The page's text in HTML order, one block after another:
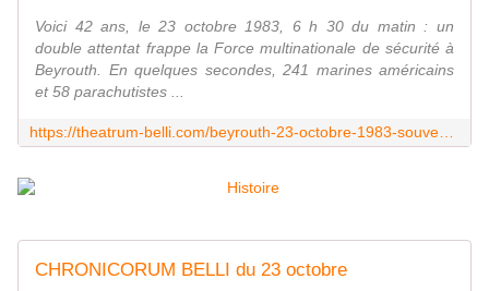
Voici 42 ans, le 23 octobre 1983, 6 h 30 du matin : un
double attentat frappe la Force multinationale de sécurité à
Beyrouth. En quelques secondes, 241 marines américains
et 58 parachutistes ...
CHRONICORUM BELLI du 23 octobre